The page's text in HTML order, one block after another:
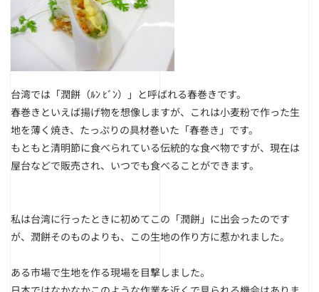
台湾では「潤餅（ﾙﾝ ﾋﾞﾝ）」と呼ばれる春巻きです。
春巻きといえば揚げ物を想像しますが、これは小麦粉で作った生
地を薄く焼き、たっぷりの具材巻いた「春巻き」です。
もともと清明節に食べられている伝統的な食べ物ですが、現在は
屋台などで販売され、いつでも食べることができます。
私は台湾に行ったときに初めてこの「潤餅」に出会ったのです
が、潤餅そのものよりも、この生地の作り方に惹かれました。
ある市場で生地を作る現場を目撃しました。